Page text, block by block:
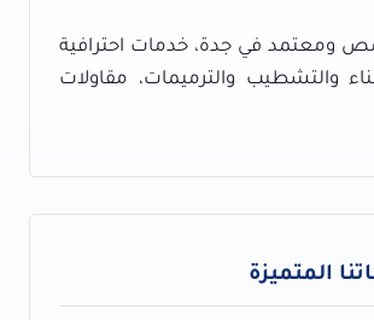
ومعتمد في جدة، خدمات احترافية
والتشطيب والترميمات، مقاولات
المتميزة